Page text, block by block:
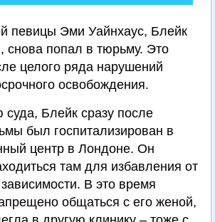
певицы Эми Уайнхаус, Блейк
попал в тюрьму. Это
целого ряда нарушений
освобождения.
Блейк сразу после
был госпитализирован в
центр в Лондоне. Он
там для избавления от
В это время
общаться с его женой,